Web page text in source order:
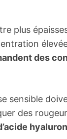
plus
des
sensible
des